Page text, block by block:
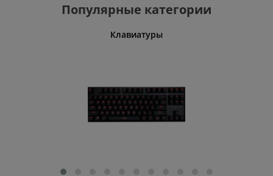
Популярные категории
Клавиатуры